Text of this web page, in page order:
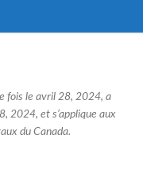
fois le avril 28, 2024, a
2024, et s’applique aux
du Canada.